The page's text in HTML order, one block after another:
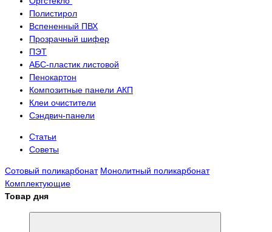
Полистирол
Вспененный ПВХ
Прозрачный шифер
ПЭТ
АБС-пластик листовой
Пенокартон
Композитные панели АКП
Клеи очистители
Сэндвич-панели
Статьи
Советы
Сотовый поликарбонат Монолитный поликарбонат
Комплектующие
Товар дня